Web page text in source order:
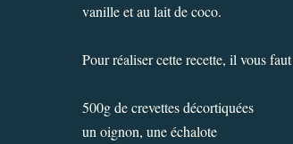
vanille et au lait de coco.
Pour réaliser cette recette, il vous
500g de crevettes décortiquées
un oignon, une échalote